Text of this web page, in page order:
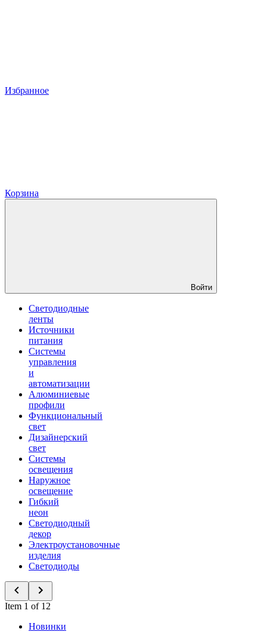
Избранное
Корзина
Войти
Светодиодные
ленты
Источники
питания
Системы
управления
и
автоматизации
Алюминиевые
профили
Функциональный
свет
Дизайнерский
свет
Системы
освещения
Наружное
освещение
Гибкий
неон
Светодиодный
декор
Электроустановочные
изделия
Светодиоды
Item 1 of 12
Новинки